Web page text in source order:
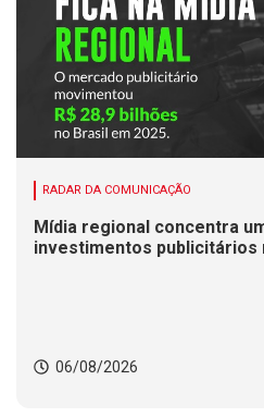
RADAR DA COMUNICAÇÃO
Mídia regional concentra
investimentos publicitários
06/08/2026